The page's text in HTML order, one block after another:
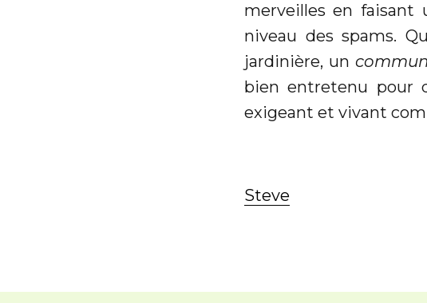
merveilles en faisant
niveau des spams.
jardinière, un
bien entretenu pour
exigeant et vivant
Steve